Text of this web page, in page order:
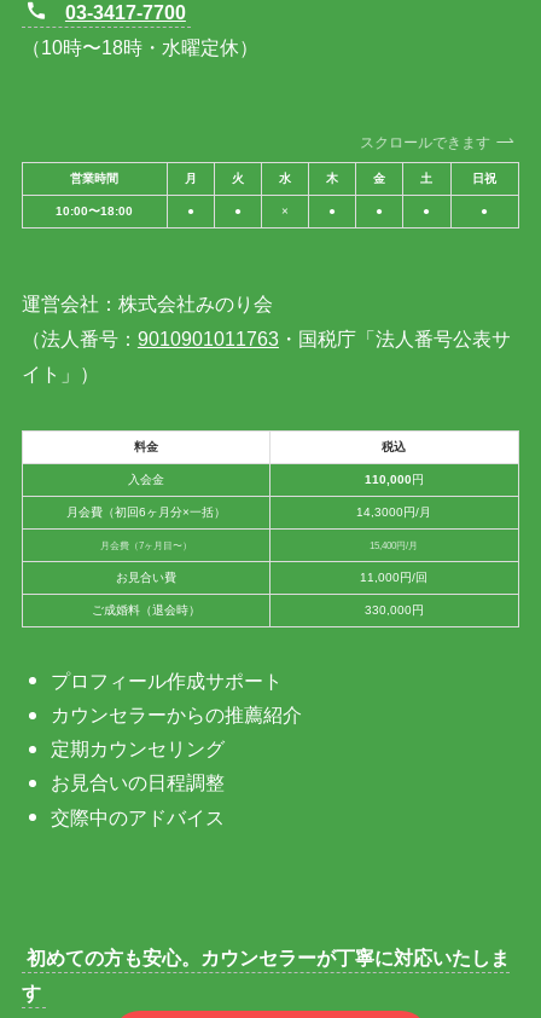
03-3417-7700
（10時〜18時・水曜定休）
スクロールできます
営業時間 月 火 水 木 金 土 日祝
10:00〜18:00 ● ● × ● ● ● ●
運営会社：株式会社みのり会
（法人番号： 9010901011763・国税庁「法人番号公表サ
イト」）
料金 税込
入会金 110,000円
月会費（初回6ヶ月分×一括） 14,3000円/月
月会費（7ヶ月目〜） 15,400円/月
お見合い費 11,000円/回
ご成婚料（退会時） 330,000円
プロフィール作成サポート
カウンセラーからの推薦紹介
定期カウンセリング
お見合いの日程調整
交際中のアドバイス
初めての方も安心。カウンセラーが丁寧に対応いたしま
す